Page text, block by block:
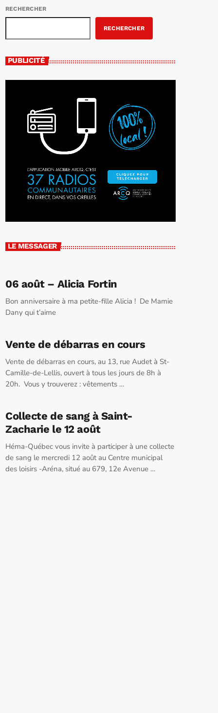
RECHERCHER
RECHERCHER
PUBLICITÉ
LE MESSAGER
06 août – Alicia Fortin
Bon anniversaire à ma petite-fille Alicia ! De Mamie
Dany qui t’aime
Vente de débarras en cours
Vente de débarras en cours, au 13, rue Audet à St-
Camille-de-Lellis, ouvert à tous les jours de 8h à
20h. Vous y trouverez : vêtements …
Collecte de sang à Saint-
Zacharie le 12 août
Héma-Québec vous invite à participer à une collecte
de sang le mercredi 12 août au Centre municipal
des loisirs -Aréna, situé au 679, 12e Avenue …